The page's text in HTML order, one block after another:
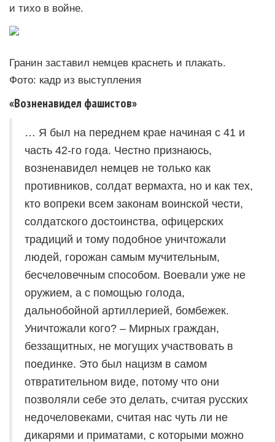
и тихо в войне.
Гранин заставил немцев краснеть и плакать.
Фото: кадр из выступления
«Возненавидел фашистов»
… Я был на переднем крае начиная с 41 и
часть 42-го года. Честно признаюсь,
возненавидел немцев не только как
противников, солдат вермахта, но и как тех,
кто вопреки всем законам воинской чести,
солдатского достоинства, офицерских
традиций и тому подобное уничтожали
людей, горожан самым мучительным,
бесчеловечным способом. Воевали уже не
оружием, а с помощью голода,
дальнобойной артиллерией, бомбежек.
Уничтожали кого? – Мирных граждан,
беззащитных, не могущих участвовать в
поединке. Это был нацизм в самом
отвратительном виде, потому что они
позволяли себе это делать, считая русских
недочеловеками, считая нас чуть ли не
дикарями и приматами, с которыми можно